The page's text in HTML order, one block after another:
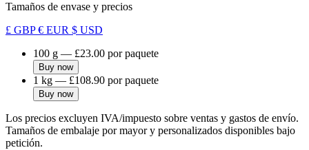
Tamaños de envase y precios
£ GBP€ EUR $ USD
100 g — £23.00 por paquete
Buy now
1 kg — £108.90 por paquete
Buy now
Los precios excluyen IVA/impuesto sobre ventas y gastos de envío.
Tamaños de embalaje por mayor y personalizados disponibles bajo
petición.